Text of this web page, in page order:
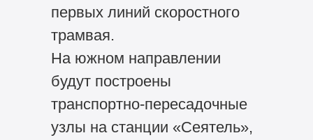
первых линий скоростного
трамвая.
На южном направлении
будут построены
транспортно-пересадочные
узлы на станции «Сеятель»,